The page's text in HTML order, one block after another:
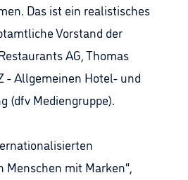
Das ist ein realistisches
Vorstand der
AG, Thomas
- Allgemeinen Hotel- und
(dfv Mediengruppe).
mit Marken“,